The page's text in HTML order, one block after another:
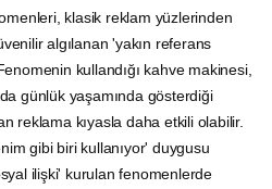
klasik reklam yüzlerinden
algılanan 'yakın referans
kullandığı kahvemakinesi,
günlük yaşamında gösterdiği
reklama kıyasla daha etkili olabilir.
gibi biri kullanıyor' duygusu
ilişki' kurulan fenomenlerde